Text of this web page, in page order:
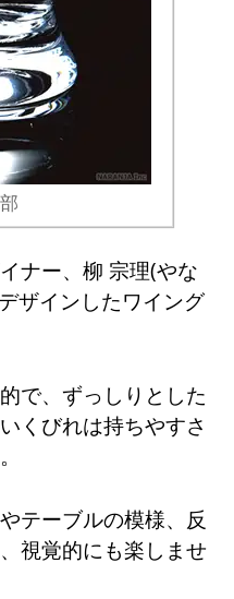
ナー、柳 宗理(やな
ザインしたワイング
で、ずっしりとした
くびれは持ちやすさ
テーブルの模様、反
視覚的にも楽しませ